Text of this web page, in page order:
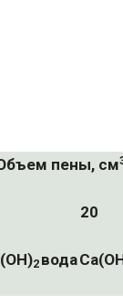
пены, см
20
2 вода